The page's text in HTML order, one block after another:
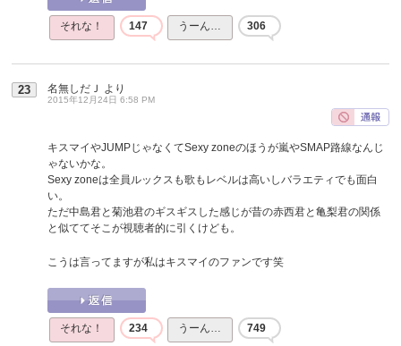
それな！ 147 うーん… 306
23 名無しだＪ より
2015年12月24日 6:58 PM
キスマイやJUMPじゃなくてSexy zoneのほうが嵐やSMAP路線なんじ
ゃないかな。
Sexy zoneは全員ルックスも歌もレベルは高いしバラエティでも面白
い。
ただ中島君と菊池君のギスギスした感じが昔の赤西君と亀梨君の関係
と似ててそこが視聴者的に引くけども。
こうは言ってますが私はキスマイのファンです笑
それな！ 234 うーん… 749